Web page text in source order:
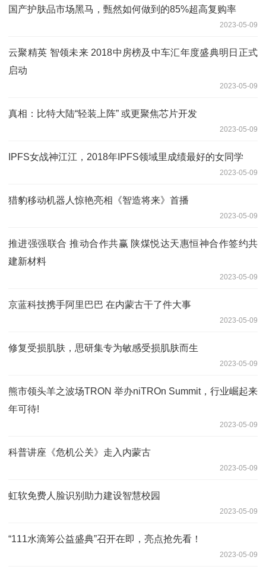
国产护肤品市场黑马，甄然如何做到的85%超高复购率
2023-05-09
云聚精英 智领未来 2018中房榜及中车汇年度盛典明日正式
启动
2023-05-09
真相：比特大陆“轻装上阵” 或更聚焦芯片开发
2023-05-09
IPFS女战神江江，2018年IPFS领域里成绩最好的女同学
2023-05-09
猎豹移动机器人惊艳亮相《智造将来》首播
2023-05-09
推进强强联合 推动合作共赢 陕煤悦达天惠恒神合作签约共
建新材料
2023-05-09
京蓝科技携手阿里巴巴 在内蒙古干了件大事
2023-05-09
修复受损肌肤，思研集专为敏感受损肌肤而生
2023-05-09
熊市领头羊之波场TRON 举办niTROn Summit，行业崛起来
年可待!
2023-05-09
科普讲座《危机公关》走入内蒙古
2023-05-09
虹软免费人脸识别助力建设智慧校园
2023-05-09
“111水滴筹公益盛典”召开在即，亮点抢先看！
2023-05-09